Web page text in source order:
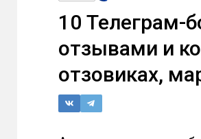
10 Телеграм-
отзывами и
отзовиках,